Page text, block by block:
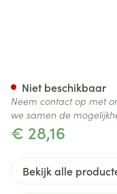
€ 28,16
Niet beschikbaar
Neem contact op met
we samen de
Bekijk alle